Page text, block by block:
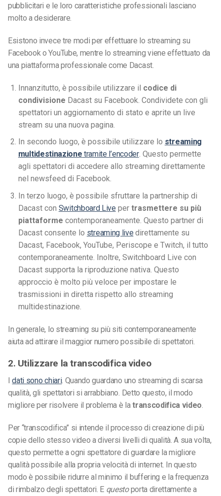
pubblicitari e le loro caratteristiche professionali lasciano
molto a desiderare.
Esistono invece tre modi per effettuare lo streaming su
Facebook o YouTube, mentre lo streaming viene effettuato da
una piattaforma professionale come Dacast.
Innanzitutto, è possibile utilizzare il codice di
condivisione Dacast su Facebook. Condividete con gli
spettatori un aggiornamento di stato e aprite un live
stream su una nuova pagina.
In secondo luogo, è possibile utilizzare lo streaming
multidestinazione tramite l’encoder. Questo permette
agli spettatori di accedere allo streaming direttamente
nel newsfeed di Facebook.
In terzo luogo, è possibile sfruttare la partnership di
Dacast con Switchboard Live per trasmettere su più
piattaforme contemporaneamente. Questo partner di
Dacast consente lo streaming live direttamente su
Dacast, Facebook, YouTube, Periscope e Twitch, il tutto
contemporaneamente. Inoltre, Switchboard Live con
Dacast supporta la riproduzione nativa. Questo
approccio è molto più veloce per impostare le
trasmissioni in diretta rispetto allo streaming
multidestinazione.
In generale, lo streaming su più siti contemporaneamente
aiuta ad attirare il maggior numero possibile di spettatori.
2. Utilizzare la transcodifica video
Idati sono chiari. Quando guardano uno streaming di scarsa
qualità, gli spettatori si arrabbiano. Detto questo, il modo
migliore per risolvere il problema è latranscodifica video.
Per “transcodifica” si intende il processo di creazione di più
copie dello stesso video a diversi livelli di qualità. A sua volta,
questo permette a ogni spettatore di guardare la migliore
qualità possibile alla propria velocità di internet. In questo
modo è possibile ridurre al minimo il buffering e la frequenza
di rimbalzo degli spettatori. E questoporta direttamente a